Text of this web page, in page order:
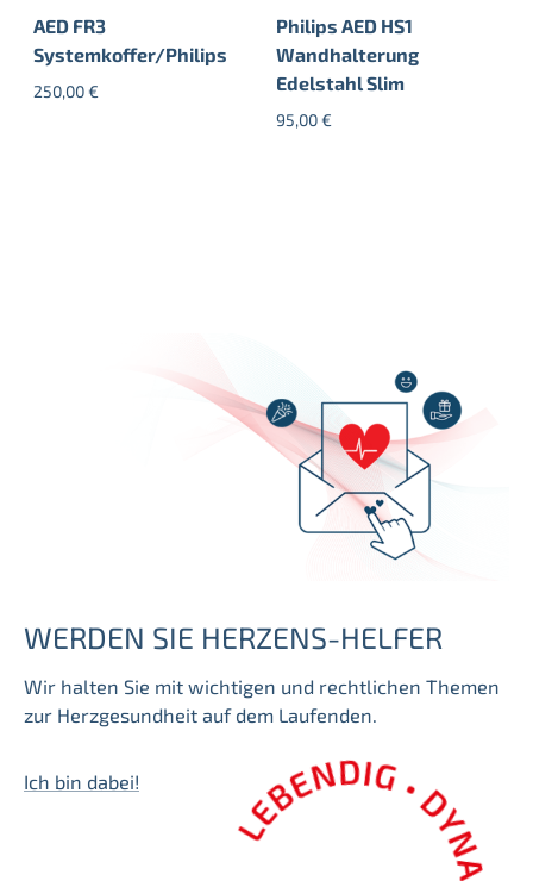
AED FR3
Systemkoffer/Philips
250,00€
Philips AED HS1
Wandhalterung
Edelstahl Slim
95,00€
WERDEN SIE HERZENS-HELFER
Wir halten Sie mit wichtigen und rechtlichen Themen
zur Herzgesundheit auf dem Laufenden.
Ich bin dabei!